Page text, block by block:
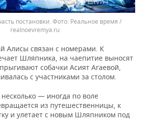
постановки.
Реальное время /
realnoevremya.ru
Алисы связан с номерами. К
Шляпника, на чаепитие выносят
собачки Асият Агаевой,
с участниками за столом.
несколько — иногда по воле
из путешественницы, к
и улетает с новым Шляпником под